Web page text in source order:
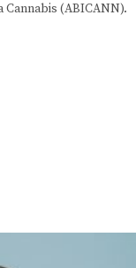
(ABICANN).